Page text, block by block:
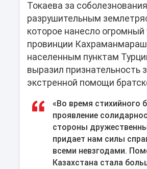
Токаева за
разрушительным
которое нанесло
провинции Кахраманмараш
населенным пунктам
выразил признательность
экстренной помощи
«Во время стихийного
проявление
стороны
придает нам силы
всеми невзгодами.
Казахстана стала